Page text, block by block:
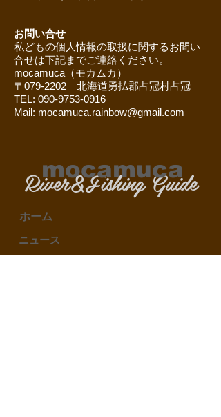
お問い合せ
私どもの個人情報の取扱に関するお問い
合せは下記までご連絡ください。
mocamuca（モカムカ）
〒079-2202 北海道勇払郡占冠村占冠
TEL: 090-9753-0916
Mail: mocamuca.rainbow@gmail.com
River&Fishing Guide
mocamuca
ホーム
​ニュース
イベント